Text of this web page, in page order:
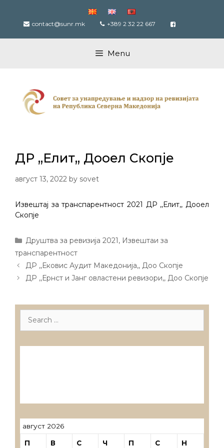
content contact@sunr.mk +389 2 32 22 667
Menu
ДР ,,Елит,, Дооел Скопје
август 13, 2022 by sovet
Извештај за транспарентност 2021 ДР ,,Елит,, Дооел
Скопје
Categories
Друштва за ревизија 2021, Извештаи за
транспарентност
Post
navigation
ДР ,,Ековис Аудит Македонија,, Доо Скопје
ДР ,,Ернст и Јанг овластени ревизори,, Доо Скопје
Search
август 2026
П В С Ч П С Н